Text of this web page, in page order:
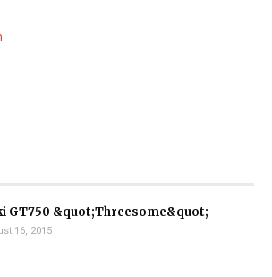
GT750 &quot;Threesome&quot;
16, 2015